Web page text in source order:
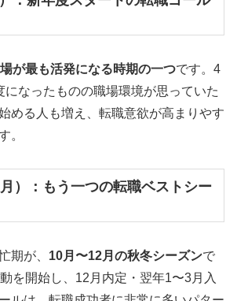
が最も活発になる時期の一つです。4
になったものの職場環境が思っていた
める人も増え、転職意欲が高まりやす
。
）：もう一つの転職ベストシー
期が、 10月〜12月の秋冬シーズンで
を開始し、12月内定・翌年1〜3月入